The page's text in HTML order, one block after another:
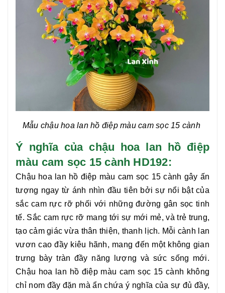
Mẫu chậu hoa lan hồ điệp màu cam sọc 15 cành
Ý nghĩa của chậu hoa lan hồ điệp
màu cam sọc 15 cành HD192:
Chậu hoa lan hồ điệp màu cam sọc 15 cành gây ấn
tượng ngay từ ánh nhìn đầu tiên bởi sự nổi bật của
sắc cam rực rỡ phối với những đường gân sọc tinh
tế. Sắc cam rực rỡ mang tới sự mới mẻ, và trẻ trung,
tạo cảm giác vừa thân thiện, thanh lịch. Mỗi cành lan
vươn cao đầy kiêu hãnh, mang đến một không gian
trưng bày tràn đầy năng lượng và sức sống mới.
Chậu hoa lan hồ điệp màu cam sọc 15 cành không
chỉ nom đầy đặn mà ẩn chứa ý nghĩa của sự đủ đầy,